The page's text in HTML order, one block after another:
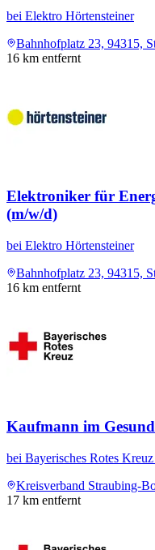
bei Elektro Hörtensteiner
Bahnhofplatz 23, 94315,
16 km entfernt
Elektroniker für
(m/w/d)
bei Elektro Hörtensteiner
Bahnhofplatz 23, 94315,
16 km entfernt
Kaufmann im
bei Bayerisches Rotes
Kreisverband Straubing-
17 km entfernt